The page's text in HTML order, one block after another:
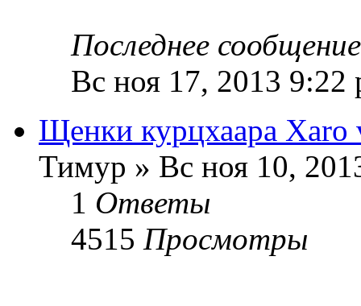
Последнее
Вс ноя 17, 2013 9:22
Щенки курцхаара Xaro
Тимур » Вс ноя 10,
1 Ответы
4515 Просмотры